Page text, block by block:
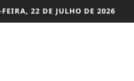
22 DE JULHO DE 2026